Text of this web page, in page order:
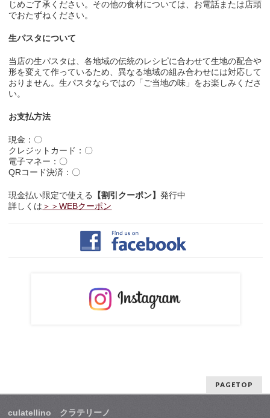
じめご了承ください。その他の食材については、お電話または店頭
でおたずねください。
生パスタについて
当店の生パスタは、各地域の伝統のレシピに合わせて生地の配合や
形を変えて作っているため、異なる地域の組み合わせには対応して
おりません。生パスタならではの「ご当地の味」をお楽しみくださ
い。
お支払方法
現金：〇
クレジットカード：〇
電子マネー：〇
QRコード決済：〇
現金払い限定で使える 【割引クーポン】発行中
詳しくは ＞＞WEBクーポン
PAGETOP
culatellino クラテリーノ